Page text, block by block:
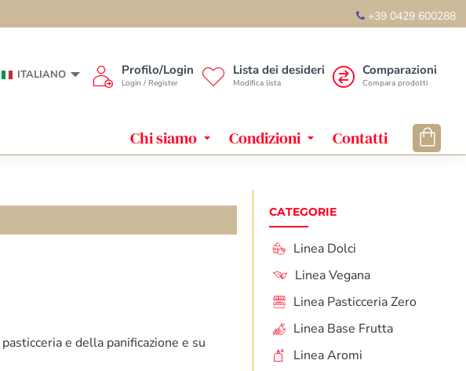
+39 0429 600288
ITALIANO Profilo/Login
Login / Register
Lista dei desideri
Modifica lista
Comparazioni
Compara prodotti
Chi siamo Condizioni Contatti
e della panificazione e su
CATEGORIE
Linea Dolci
Linea Vegana
Linea Pasticceria Zero
Linea Base Frutta
Linea Aromi